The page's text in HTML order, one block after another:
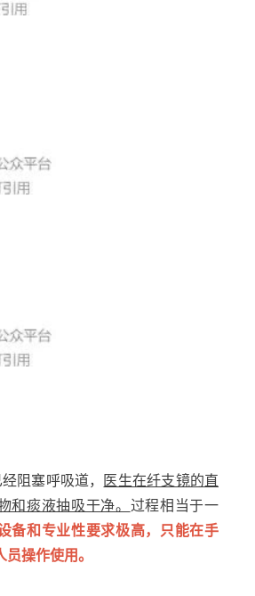
阻塞呼吸道， 医生在纤支镜的直
和痰液抽吸干净。 过程相当于一
备和专业性要求极高，只能在手
操作使用。